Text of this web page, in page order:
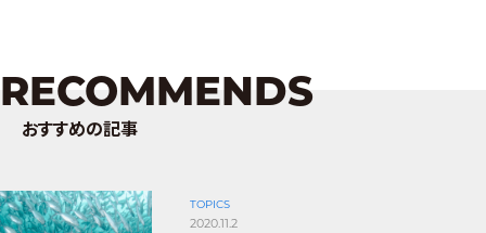
RECOMMENDS
おすすめの記事
TOPICS
2020.11.2